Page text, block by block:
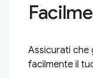
Assicurati che
facilmente il